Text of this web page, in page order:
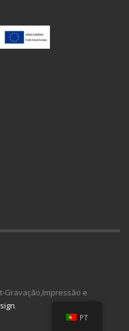
Gravação,Impressão e
.
PT